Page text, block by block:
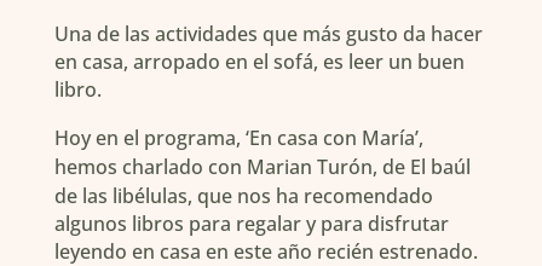
Una de las actividades que más gusto da hacer
en casa, arropado en el sofá, es leer un buen
libro.
Hoy en el programa, ‘En casa con María’,
hemos charlado con Marian Turón, de El baúl
de las libélulas, que nos ha recomendado
algunos libros para regalar y para disfrutar
leyendo en casa en este año recién estrenado.